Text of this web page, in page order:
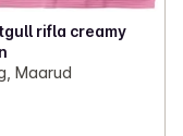
rifla creamy
Maarud